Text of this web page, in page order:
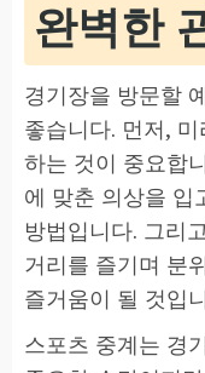
완벽한
경기장을 방문할
좋습니다. 먼저,
하는 것이 중요합
에 맞춘 의상을 입
방법입니다. 그리
거리를 즐기며 분
즐거움이 될 것입
스포츠 중계는 경